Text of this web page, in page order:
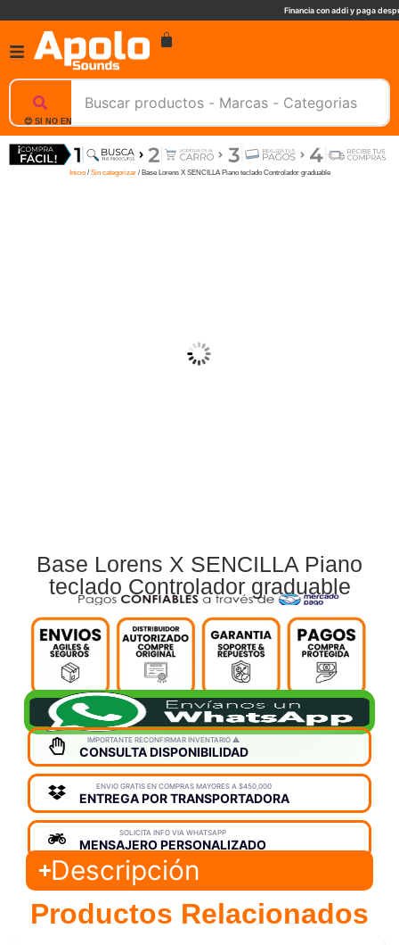
Financia con addi y paga
😊 SI NO ENCUENTRAS UN PRODUCTO, NOSOTROS TE AYUDAMOS, ESCRIBENOS. 📲
Inicio/ Sin categorizar/ Base Lorens X SENCILLA Piano teclado Controlador graduable
Base Lorens X SENCILLA Piano
teclado Controlador graduable
IMPORTANTE RECONFIRMAR INVENTARIO ⚠️
CONSULTA DISPONIBILIDAD
ENVIO GRATIS EN COMPRAS MAYORES A $450,000
ENTREGA POR TRANSPORTADORA
SOLICITA INFO VIA WHATSAPP
MENSAJERO PERSONALIZADO
Descripción
Productos Relacionados